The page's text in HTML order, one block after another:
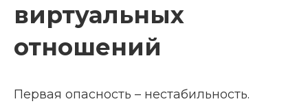
виртуальных
отношений
Первая опасность – нестабильность.